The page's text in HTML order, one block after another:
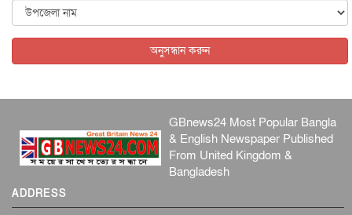
৬ আগস্ট, ২০২৬
অনুসন্ধান করুন
GBnews24 Most Popular Bangla
& English Newspaper Published
From United Kingdom &
Bangladesh
ADDRESS